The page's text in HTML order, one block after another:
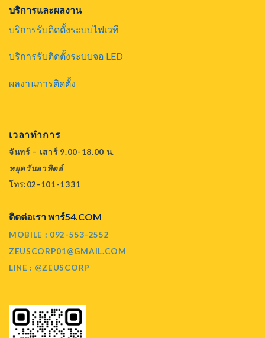
บริการและผลงาน
บริการรับติดตั้งระบบไฟเวที
บริการรับติดตั้งระบบจอ LED
ผลงานการติดตั้ง
เวลาทำการ
จันทร์ – เสาร์ 9.00-18.00 น.
หยุดวันอาทิตย์
โทร:02-101-1331
ติดต่อเรา พาร์54.COM
MOBILE : 092-553-2552
ZEUSCORP01@GMAIL.COM
LINE : @ZEUSCORP